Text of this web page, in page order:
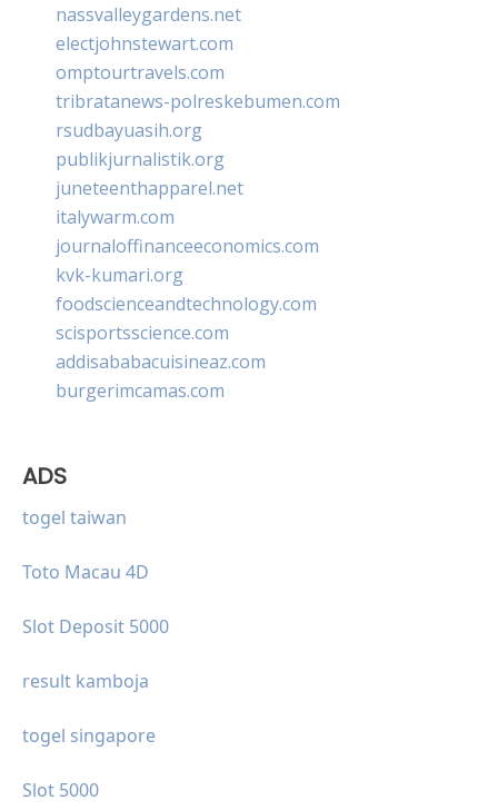
nassvalleygardens.net
electjohnstewart.com
omptourtravels.com
tribratanews-polreskebumen.com
rsudbayuasih.org
publikjurnalistik.org
juneteenthapparel.net
italywarm.com
journaloffinanceeconomics.com
kvk-kumari.org
foodscienceandtechnology.com
scisportsscience.com
addisababacuisineaz.com
burgerimcamas.com
ADS
togel taiwan
Toto Macau 4D
Slot Deposit 5000
result kamboja
togel singapore
Slot 5000